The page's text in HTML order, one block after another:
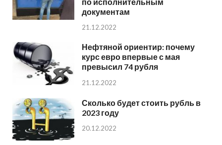
документам
21.12.2022
Нефтяной ориентир: почему
курс евро впервые с мая
превысил 74 рубля
21.12.2022
Сколько будет стоить рубль в
2023 году
20.12.2022